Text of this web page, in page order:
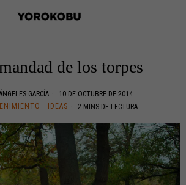
de los torpes
GARCÍA
10 DE OCTUBRE DE 2014
· IDEAS 2 MINS DE LECTURA